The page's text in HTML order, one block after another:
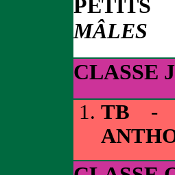
PETITS
MÂLES
CLASSE
TB -